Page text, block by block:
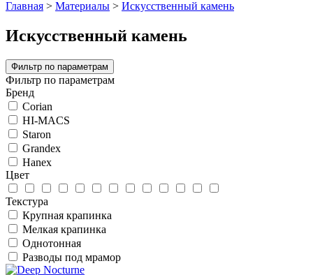
Главная > Материалы > Искусственный камень
Искусственный камень
Фильтр по параметрам
Фильтр по параметрам
Бренд
Corian
HI-MACS
Staron
Grandex
Hanex
Цвет
Текстура
Крупная крапинка
Мелкая крапинка
Однотонная
Разводы под мрамор